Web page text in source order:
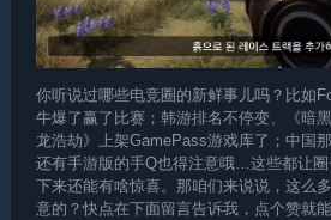
你听说过哪些电竞圈的新鲜事儿吗？比如
牛爆了赢了比赛；韩游排名不停变、《暗
龙浩劫》上架GamePass游戏库了；中国
还有手游版的手Q也得注意哦…这些都让
下来还能有啥惊喜。那咱们来说说，这么
意的？快点在下面留言告诉我，点个赞就